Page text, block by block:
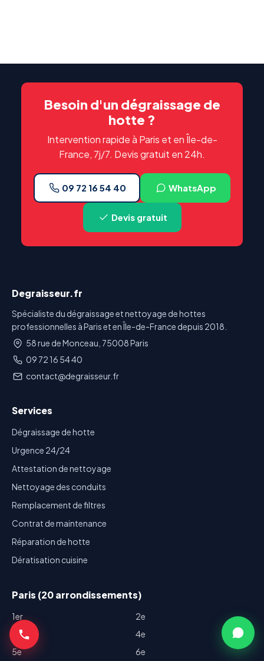
Besoin d'un dégraissage de
hotte ?
Intervention rapide à Paris et en Île-de-
France, 7j/7. Devis gratuit en 24h.
09 72 16 54 40 WhatsApp
Devis gratuit
Degraisseur.fr
Spécialiste du dégraissage et nettoyage de hottes
professionnelles à Paris et en Île-de-France depuis 2018.
58 rue de Monceau, 75008 Paris
09 72 16 54 40
contact@degraisseur.fr
Services
Dégraissage de hotte
Urgence 24/24
Attestation de nettoyage
Nettoyage des conduits
Remplacement de filtres
Contrat de maintenance
Réparation de hotte
Dératisation cuisine
Paris (20 arrondissements)
1er
2e
3e
4e
5e
6e